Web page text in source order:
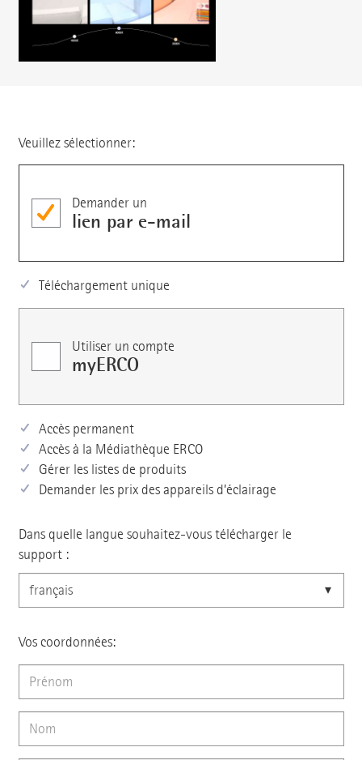
Veuillez sélectionner:
Demander un
lien par e-mail
Téléchargement unique
Utiliser un compte
myERCO
Accès permanent
Accès à la Médiathèque ERCO
Gérer les listes de produits
Demander les prix des appareils d’éclairage
Dans quelle langue souhaitez-vous télécharger le
support :
Vos coordonnées: